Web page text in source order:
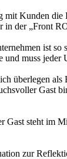
mit Kunden die
in der „Front
ist so
muss jeder
überlegen als
Gast
Gast steht im
zur